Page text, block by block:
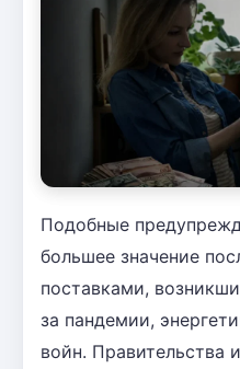
Подобные
большее значение
поставками,
за пандемии,
войн. Правительства